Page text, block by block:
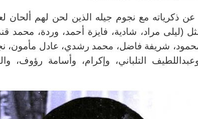
ذكرياته مع نجوم جيله الذين لحن لهم ألحان
(ليلى مراد، شادية، فايزة أحمد، وردة، محمد
شريفة فاضل، محمد رشدي، عادل مأمون،
التلباني، وإكرام، وأسامة رؤوف،